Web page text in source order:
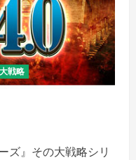
大戦略
ズ』その大戦略シリ